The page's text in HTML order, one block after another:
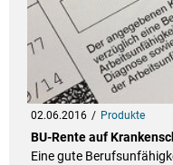
02.06.2016 Produkte
BU-Rente auf
Eine gute